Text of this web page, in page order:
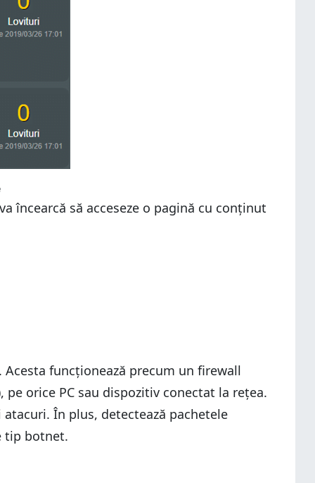
încearcă să acceseze o pagină cu conținut
Acesta funcționează precum un firewall
orice PC sau dispozitiv conectat la rețea.
În plus, detectează pachetele
tip botnet.